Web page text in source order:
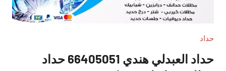
حداد
حداد العبدلي هندي 66405051 حداد